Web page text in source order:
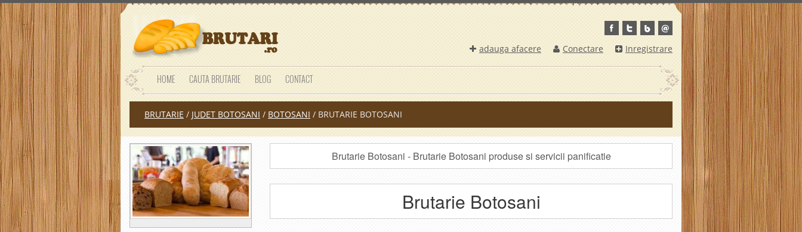
adauga afacere Conectare Inregistrare
HOME CAUTA BRUTARIE BLOG CONTACT
BRUTARIE / JUDET BOTOSANI / BOTOSANI / BRUTARIE BOTOSANI
Brutarie Botosani - Brutarie Botosani produse si servicii panificatie
Brutarie Botosani